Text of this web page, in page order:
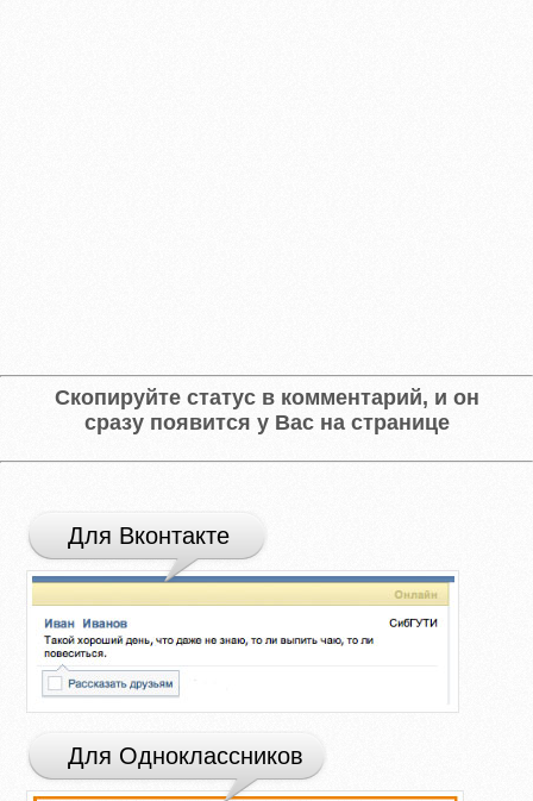
Скопируйте статус в комментарий, и он
сразу появится у Вас на странице
Для Вконтакте
Для Одноклассников